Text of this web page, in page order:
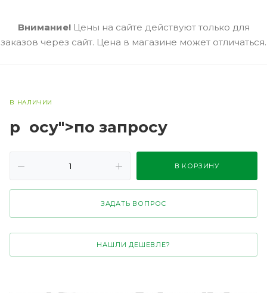
Внимание!Цены на сайте действуют только для
заказов через сайт. Цена в магазине может отличаться.
В НАЛИЧИИ
р осу">по запросу
В КОРЗИНУ
ЗАДАТЬ ВОПРОС
НАШЛИ ДЕШЕВЛЕ?